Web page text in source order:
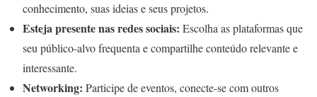
conhecimento, suas ideias e seus projetos.
Esteja presente nas redes sociais: Escolha as plataformas que
seu público-alvo frequenta e compartilhe conteúdo relevante e
interessante.
Networking: Participe de eventos, conecte-se com outros